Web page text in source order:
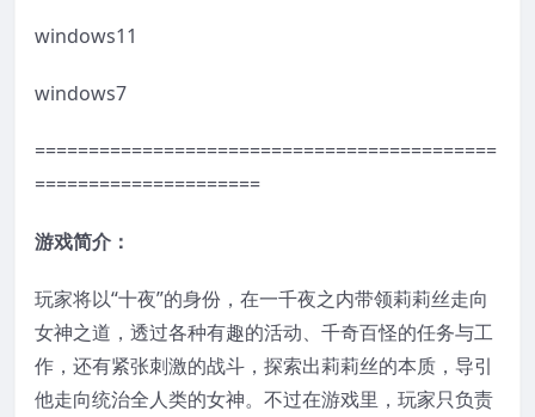
windows11
windows7
===========================================
=====================
游戏简介：
玩家将以“十夜”的身份，在一千夜之内带领莉莉丝走向
女神之道，透过各种有趣的活动、千奇百怪的任务与工
作，还有紧张刺激的战斗，探索出莉莉丝的本质，导引
他走向统治全人类的女神。不过在游戏里，玩家只负责